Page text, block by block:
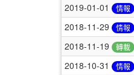
2019-01-01 情報
2018-11-29 情報
2018-11-19 轉載
2018-10-31 情報